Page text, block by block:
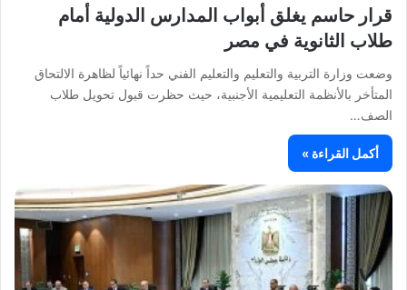
قرار حاسم يغلق أبواب المدارس الدولية أمام
طلاب الثانوية في مصر
وضعت وزارة التربية والتعليم والتعليم الفني حداً نهائياً لظاهرة الالتحاق
المتأخر بالأنظمة التعليمية الأجنبية، حيث حظرت قبول تحويل طلاب
الصف…
أكمل القراءة »